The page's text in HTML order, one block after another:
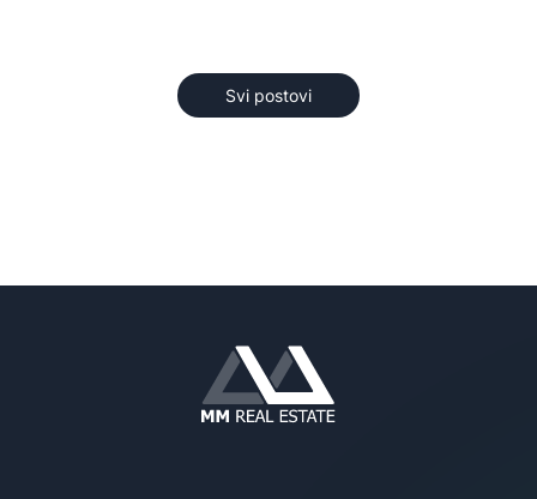
Svi postovi